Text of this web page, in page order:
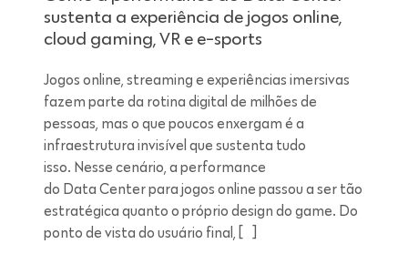
sustenta a experiência de jogos online,
cloud gaming, VR e e-sports
Jogos online, streaming e experiências imersivas
fazem parte da rotina digital de milhões de
pessoas, mas o que poucos enxergam é a
infraestrutura invisível que sustenta tudo
isso. Nesse cenário, a performance
do Data Center para jogos online passou a ser tão
estratégica quanto o próprio design do game. Do
ponto de vista do usuário final, […]